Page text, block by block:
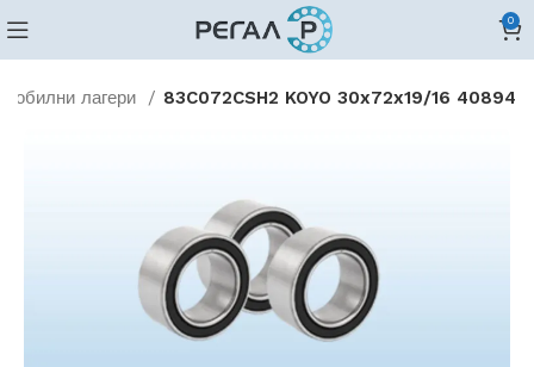
0
лагери 83C072CSH2 KOYO 30x72x19/16 40894